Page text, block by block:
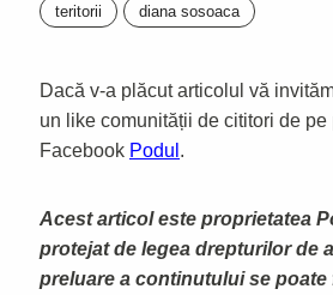
teritorii diana sosoaca
Dacă v-a plăcut articolul vă
un like comunității de cititori de
Facebook Podul .
Acest articol este proprietatea
protejat de legea drepturilor de
preluare a continutului se poate